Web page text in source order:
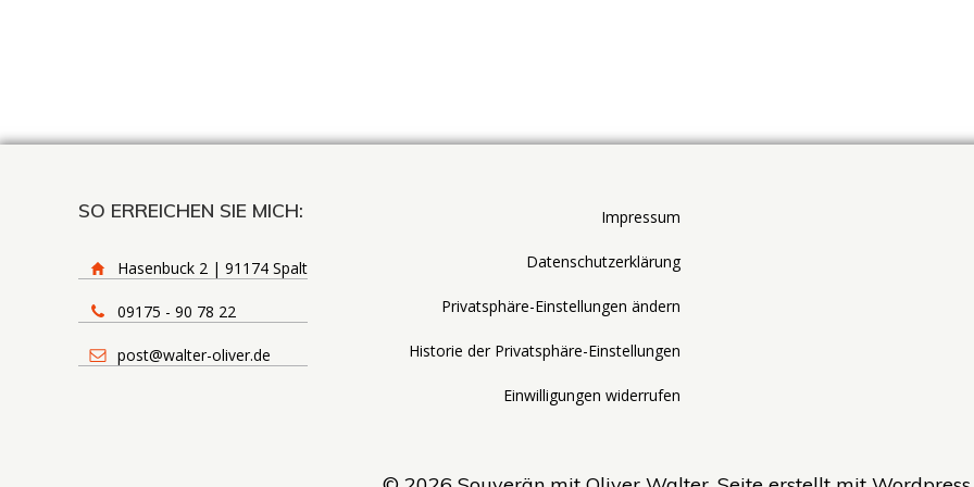
SO ERREICHEN SIE MICH:
Hasenbuck 2 | 91174 Spalt
09175 - 90 78 22
post@walter-oliver.de
Impressum
Datenschutzerklärung
Privatsphäre-Einstellungen ändern
Historie der Privatsphäre-Einstellungen
Einwilligungen widerrufen